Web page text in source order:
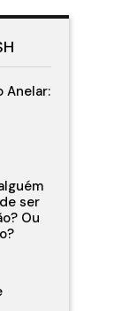
Anelar:
ser
Ou